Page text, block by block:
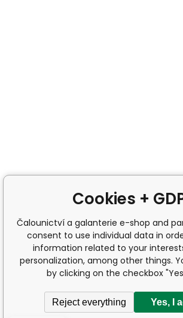
Cookies +
Čalounictví a galanterie e-shop and
consent to use individual data in
information related to your
personalization, among other things.
by clicking on the checkbox
Reject everything Yes, I